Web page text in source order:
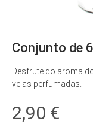
Conjunto de
Desfrute do aroma
velas perfumadas.
2,90 €